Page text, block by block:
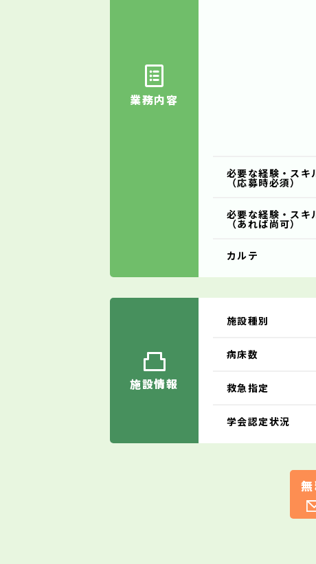
業務内容
必要な経験・スキ
（応募時必須）
必要な経験・スキ
（あれば尚可）
カルテ
施設情報
施設種別
病床数
救急指定
学会認定状況